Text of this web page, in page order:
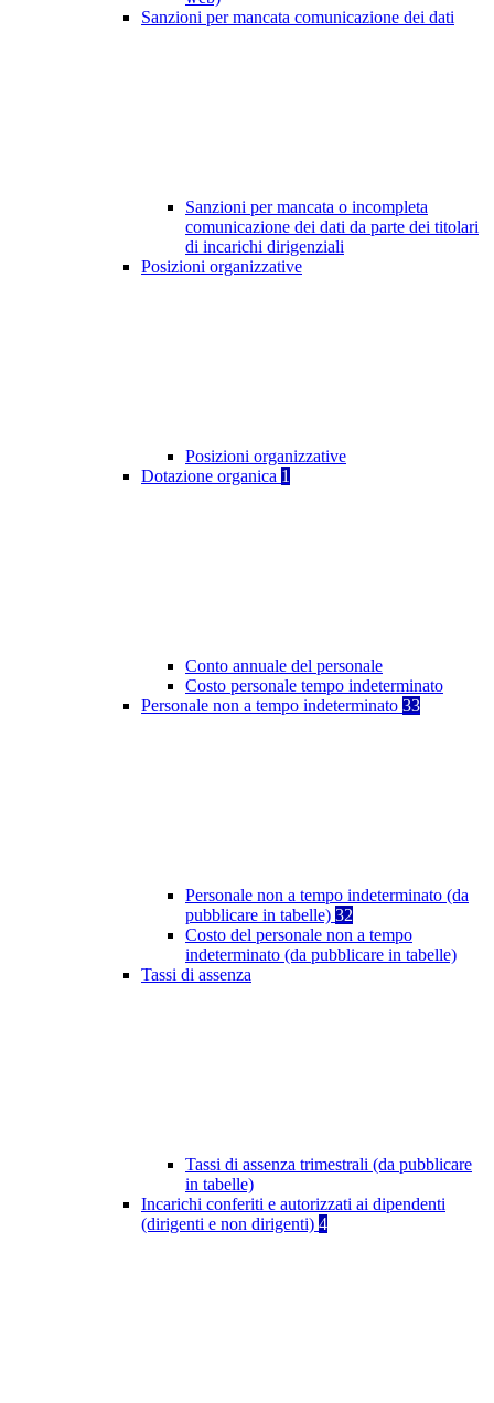
Sanzioni per mancata comunicazione dei dati
Sanzioni per mancata o incompleta
comunicazione dei dati da parte dei titolari
di incarichi dirigenziali
Posizioni organizzative
Posizioni organizzative
Dotazione organica 1
Conto annuale del personale
Costo personale tempo indeterminato
Personale non a tempo indeterminato 33
Personale non a tempo indeterminato (da
pubblicare in tabelle) 32
Costo del personale non a tempo
indeterminato (da pubblicare in tabelle)
Tassi di assenza
Tassi di assenza trimestrali (da pubblicare
in tabelle)
Incarichi conferiti e autorizzati ai dipendenti
(dirigenti e non dirigenti) 4